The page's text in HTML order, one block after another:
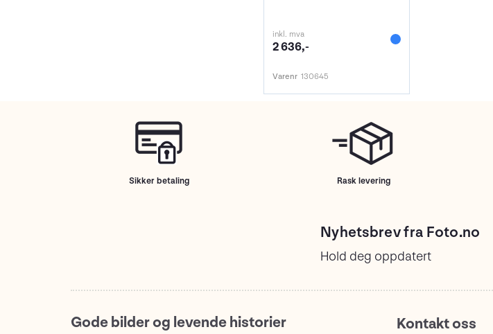
inkl. mva
2 636,-
Varenr 130645
Sikker betaling Rask levering
Nyhetsbrev fra Foto.no
Hold deg oppdatert
Gode bilder og levende historier Kontakt oss